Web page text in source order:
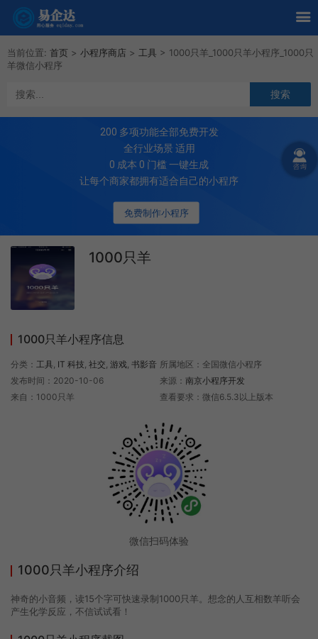
当前位置: 首页 > 小程序商店 > 工具 > 1000只羊_1000只羊小程序_1000只
羊微信小程序
免费制作小程序
200 多项功能全部免费开发
全行业场景 适用
0 成本 0 门槛 一键生成
让每个商家都拥有适合自己的小程序
1000只羊
1000只羊小程序信息
分类： 工具, IT 科技, 社交, 游戏, 书影音
发布时间：2020-10-06
来自：1000只羊
所属地区：全国微信小程序
来源： 南京小程序开发
查看要求：微信6.5.3以上版本
微信扫码体验
1000只羊小程序介绍
神奇的小音频，读15个字可快速录制1000只羊。想念的人互相数羊听会
产生化学反应，不信试试看！